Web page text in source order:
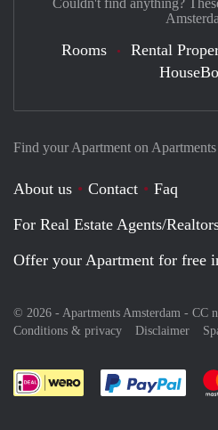
Find your Apartment on
About us Contact
Faq
For Real Estate Agents/
Offer your Apartment for free
© 2026 - Apartments Amsterdam - CC
Conditions & privacy
Disclaimer
Pay
Rooms Rental